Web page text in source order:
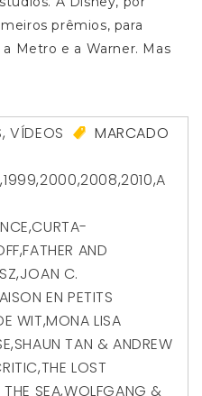
prêmios, para
Metro e a Warner. Mas
,VÍDEOS
MARCADO
,1999,2000,2008,2010,A
,CURTA-
,FATHER AND
,JOAN C.
EN PETITS
WIT,MONA LISA
,SHAUN TAN & ANDREW
,THE LOST
SEA,WOLFGANG &